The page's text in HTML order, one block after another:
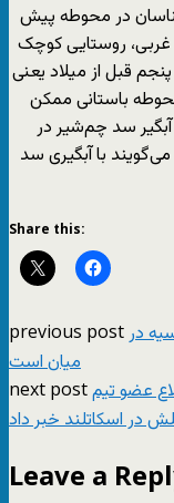
در محوطه پیش
غربی، روستایی کوچک
قبل از میلاد یعنی
باستانی ممکن
سد چم‌شیر در
با آبگیری سد
Share this:
previous post در
میان است
next postعضو تیم
در اسکاتلند خبر داد
Leave a